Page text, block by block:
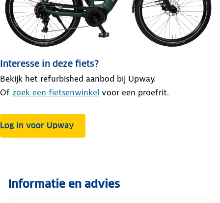
Interesse in deze fiets?
Bekijk het refurbished aanbod bij Upway.
Of zoek een fietsenwinkel voor een proefrit.
Log in voor Upway
Informatie en advies